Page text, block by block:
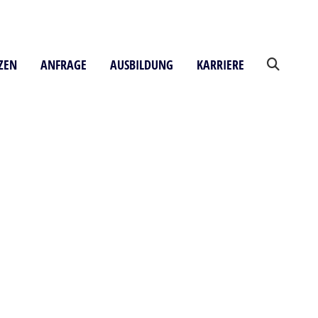
ANFRAGE AUSBILDUNG KARRIERE 